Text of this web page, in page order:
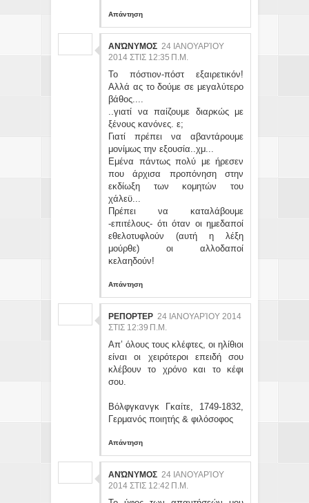
Απάντηση
ΑΝΏΝΥΜΟΣ 24 ΙΑΝΟΥΑΡΊΟΥ
2014 ΣΤΙΣ 12:35 Π.Μ.
Το πόστιον-πόστ εξαιρετικόν!
Αλλά ας το δούμε σε μεγαλύτερο
βάθος....
..γιατί να παίζουμε διαρκώς με
ξένους κανόνες. ε;
Γιατί πρέπει να αβαντάρουμε
μονίμως την εξουσία..χμ...
Εμένα πάντως πολύ με ήρεσεν
που άρχισα προπόνηση στην
εκδίωξη των κομητών του
χάλεϋ...
Πρέπει να καταλάβουμε
-επιτέλους- ότι όταν οι ημεδαποί
εθελοτυφλούν (αυτή η λέξη
μούρθε) οι αλλοδαποί
κελαηδούν!
Απάντηση
ΡΕΠΟΡΤΕΡ 24 ΙΑΝΟΥΑΡΊΟΥ 2014
ΣΤΙΣ 12:39 Π.Μ.
Απ’ όλους τους κλέφτες, οι ηλίθιοι
είναι οι χειρότεροι επειδή σου
κλέβουν το χρόνο και το κέφι
σου.
Βόλφγκανγκ Γκαίτε, 1749-1832,
Γερμανός ποιητής & φιλόσοφος
Απάντηση
ΑΝΏΝΥΜΟΣ 24 ΙΑΝΟΥΑΡΊΟΥ
2014 ΣΤΙΣ 12:42 Π.Μ.